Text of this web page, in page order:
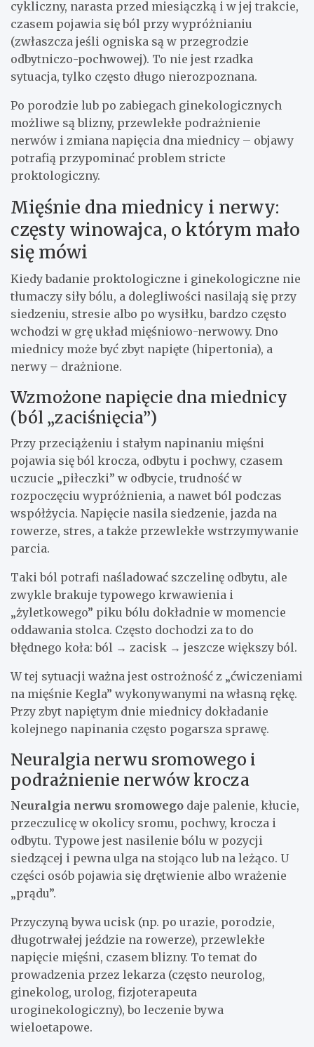
cykliczny, narasta przed miesiączką i w jej trakcie,
czasem pojawia się ból przy wypróżnianiu
(zwłaszcza jeśli ogniska są w przegrodzie
odbytniczo-pochwowej). To nie jest rzadka
sytuacja, tylko często długo nierozpoznana.
Po porodzie lub po zabiegach ginekologicznych
możliwe są blizny, przewlekłe podrażnienie
nerwów i zmiana napięcia dna miednicy – objawy
potrafią przypominać problem stricte
proktologiczny.
Mięśnie dna miednicy i nerwy:
częsty winowajca, o którym mało
się mówi
Kiedy badanie proktologiczne i ginekologiczne nie
tłumaczy siły bólu, a dolegliwości nasilają się przy
siedzeniu, stresie albo po wysiłku, bardzo często
wchodzi w grę układ mięśniowo-nerwowy. Dno
miednicy może być zbyt napięte (hipertonia), a
nerwy – drażnione.
Wzmożone napięcie dna miednicy
(ból „zaciśnięcia”)
Przy przeciążeniu i stałym napinaniu mięśni
pojawia się ból krocza, odbytu i pochwy, czasem
uczucie „piłeczki” w odbycie, trudność w
rozpoczęciu wypróżnienia, a nawet ból podczas
współżycia. Napięcie nasila siedzenie, jazda na
rowerze, stres, a także przewlekłe wstrzymywanie
parcia.
Taki ból potrafi naśladować szczelinę odbytu, ale
zwykle brakuje typowego krwawienia i
„żyletkowego” piku bólu dokładnie w momencie
oddawania stolca. Często dochodzi za to do
błędnego koła: ból → zacisk → jeszcze większy ból.
W tej sytuacji ważna jest ostrożność z „ćwiczeniami
na mięśnie Kegla” wykonywanymi na własną rękę.
Przy zbyt napiętym dnie miednicy dokładanie
kolejnego napinania często pogarsza sprawę.
Neuralgia nerwu sromowego i
podrażnienie nerwów krocza
Neuralgia nerwu sromowego daje palenie, kłucie,
przeczulicę w okolicy sromu, pochwy, krocza i
odbytu. Typowe jest nasilenie bólu w pozycji
siedzącej i pewna ulga na stojąco lub na leżąco. U
części osób pojawia się drętwienie albo wrażenie
„prądu”.
Przyczyną bywa ucisk (np. po urazie, porodzie,
długotrwałej jeździe na rowerze), przewlekłe
napięcie mięśni, czasem blizny. To temat do
prowadzenia przez lekarza (często neurolog,
ginekolog, urolog, fizjoterapeuta
uroginekologiczny), bo leczenie bywa
wieloetapowe.